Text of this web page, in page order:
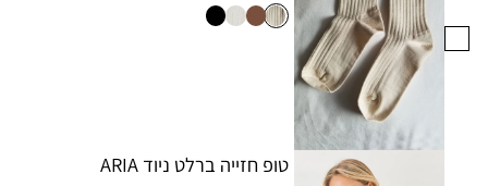
טופ חזייה ברלט ניוד ARIA